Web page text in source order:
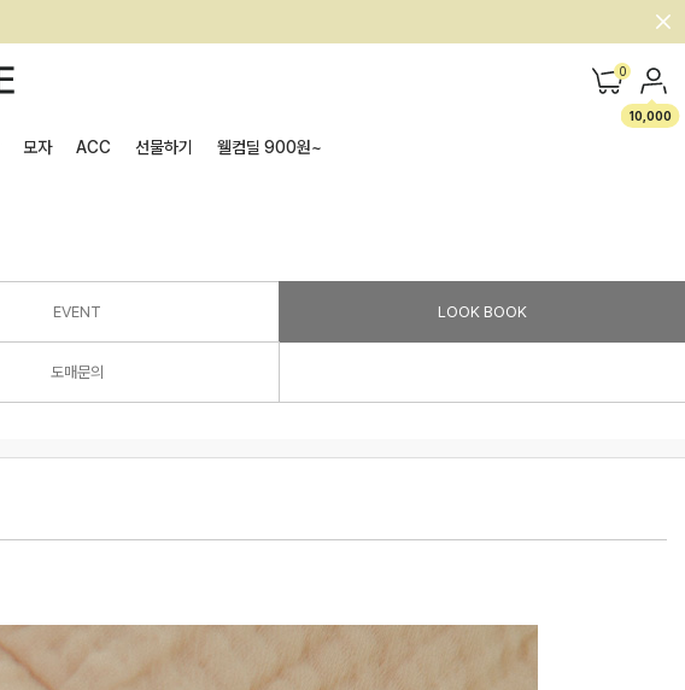
0
10,000
모자 ACC 선물하기 웰컴딜 900원~
EVENT LOOK BOOK
도매문의